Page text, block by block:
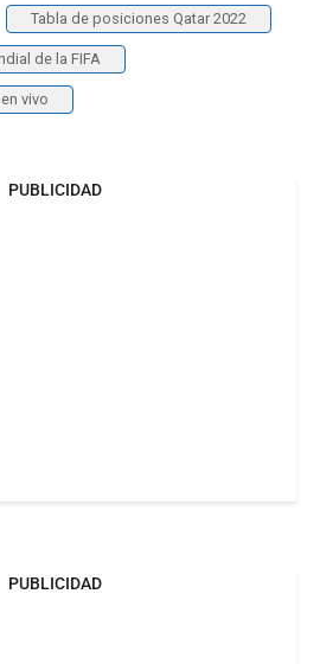
Tabla de posiciones Qatar 2022
de la FIFA
en vivo
PUBLICIDAD
PUBLICIDAD